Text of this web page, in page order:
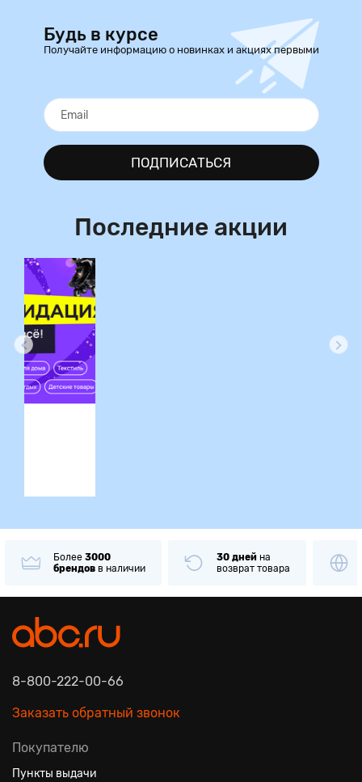
Будь в курсе
Получайте информацию о новинках и акциях первыми
ПОДПИСАТЬСЯ
Последние акции
Более
3000
брендов в наличии
30 дней
на
возврат товара
Только
товары
8-800-222-00-66
Заказать обратный звонок
Покупателю
Пункты выдачи